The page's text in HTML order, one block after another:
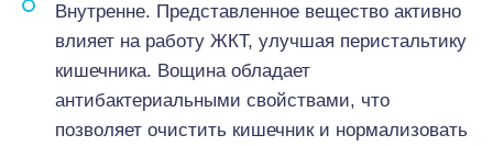
Внутренне. Представленное вещество активно
влияет на работу ЖКТ, улучшая перистальтику
кишечника. Вощина обладает
антибактериальными свойствами, что
позволяет очистить кишечник и нормализовать